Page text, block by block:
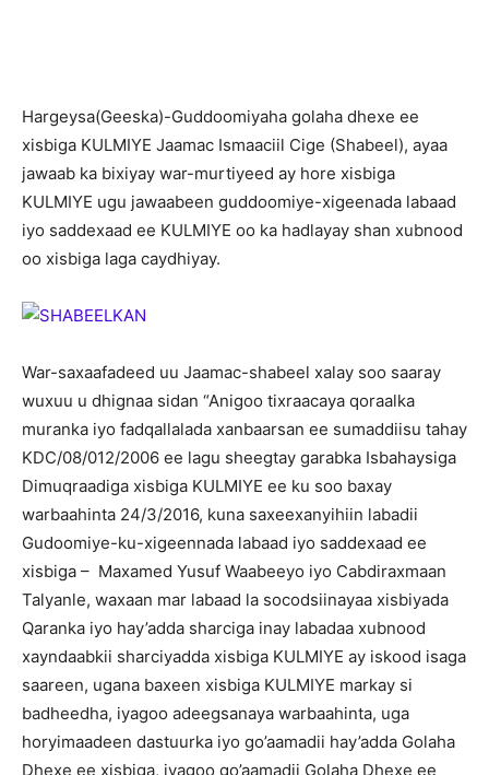
Hargeysa(Geeska)-Guddoomiyaha golaha dhexe ee
xisbiga KULMIYE Jaamac Ismaaciil Cige (Shabeel), ayaa
jawaab ka bixiyay war-murtiyeed ay hore xisbiga
KULMIYE ugu jawaabeen guddoomiye-xigeenada labaad
iyo saddexaad ee KULMIYE oo ka hadlayay shan xubnood
oo xisbiga laga caydhiyay.
War-saxaafadeed uu Jaamac-shabeel xalay soo saaray
wuxuu u dhignaa sidan “Anigoo tixraacaya qoraalka
muranka iyo fadqallalada xanbaarsan ee sumaddiisu tahay
KDC/08/012/2006 ee lagu sheegtay garabka Isbahaysiga
Dimuqraadiga xisbiga KULMIYE ee ku soo baxay
warbaahinta 24/3/2016, kuna saxeexanyihiin labadii
Gudoomiye-ku-xigeennada labaad iyo saddexaad ee
xisbiga – Maxamed Yusuf Waabeeyo iyo Cabdiraxmaan
Talyanle, waxaan mar labaad la socodsiinayaa xisbiyada
Qaranka iyo hay’adda sharciga inay labadaa xubnood
xayndaabkii sharciyadda xisbiga KULMIYE ay iskood isaga
saareen, ugana baxeen xisbiga KULMIYE markay si
badheedha, iyagoo adeegsanaya warbaahinta, uga
horyimaadeen dastuurka iyo go’aamadii hay’adda Golaha
Dhexe ee xisbiga, iyagoo go’aamadii Golaha Dhexe ee